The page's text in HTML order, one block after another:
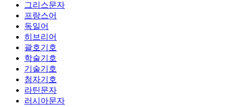
그리스문자
프랑스어
독일어
히브리어
괄호기호
학술기호
기술기호
첨자기호
라틴문자
러시아문자